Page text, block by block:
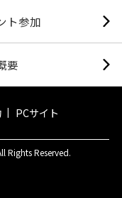
ト参加
要
PCサイト
Reserved.